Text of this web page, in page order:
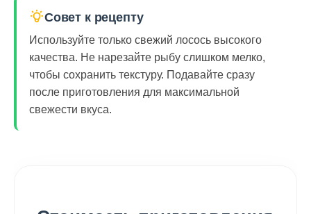
Совет к рецепту
Используйте только свежий лосось высокого
качества. Не нарезайте рыбу слишком мелко,
чтобы сохранить текстуру. Подавайте сразу
после приготовления для максимальной
свежести вкуса.